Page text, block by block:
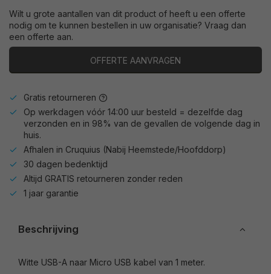
Wilt u grote aantallen van dit product of heeft u een offerte
nodig om te kunnen bestellen in uw organisatie? Vraag dan
een offerte aan.
OFFERTE AANVRAGEN
Gratis retourneren
Op werkdagen vóór 14:00 uur besteld = dezelfde dag
verzonden en in 98% van de gevallen de volgende dag in
huis.
Afhalen in Cruquius (Nabij Heemstede/Hoofddorp)
30 dagen bedenktijd
Altijd GRATIS retourneren zonder reden
1 jaar garantie
Beschrijving
Witte USB-A naar Micro USB kabel van 1 meter.